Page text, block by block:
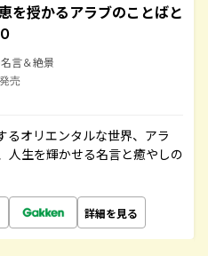
を授かるアラブのことばと
言＆絶景
売
るオリエンタルな世界、アラ
人生を輝かせる名言と癒やしの
詳細を見る